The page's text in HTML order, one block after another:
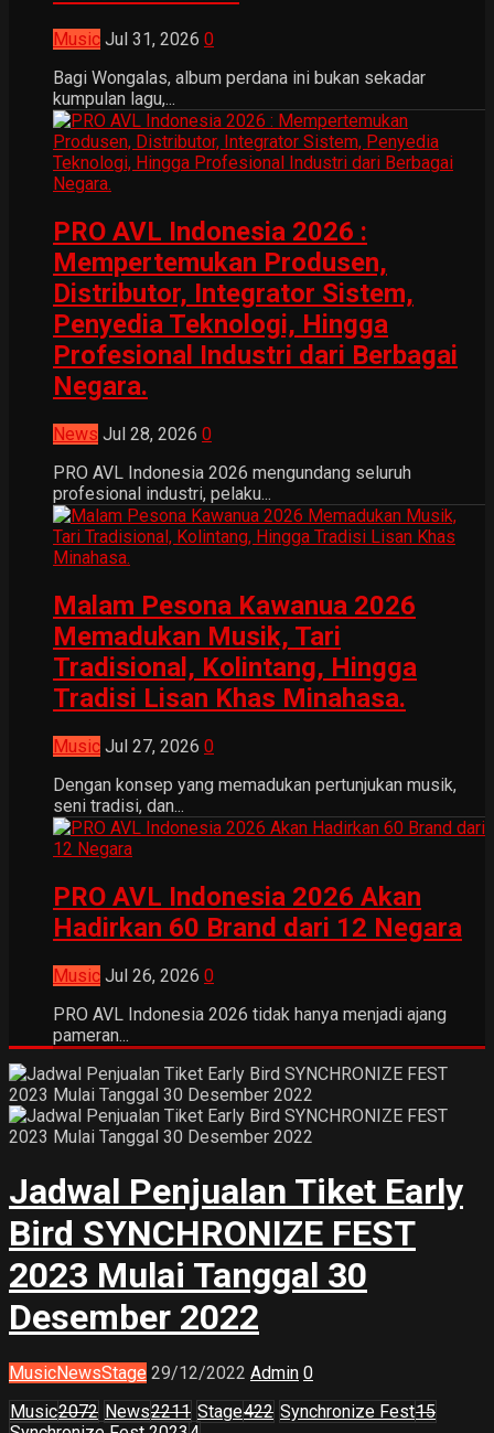
Music Jul 31, 2026 0
Bagi Wongalas, album perdana ini bukan sekadar
kumpulan lagu,...
PRO AVL Indonesia 2026 :
Mempertemukan Produsen,
Distributor, Integrator Sistem,
Penyedia Teknologi, Hingga
Profesional Industri dari Berbagai
Negara.
News Jul 28, 2026 0
PRO AVL Indonesia 2026 mengundang seluruh
profesional industri, pelaku...
Malam Pesona Kawanua 2026
Memadukan Musik, Tari
Tradisional, Kolintang, Hingga
Tradisi Lisan Khas Minahasa.
Music Jul 27, 2026 0
Dengan konsep yang memadukan pertunjukan musik,
seni tradisi, dan...
PRO AVL Indonesia 2026 Akan
Hadirkan 60 Brand dari 12 Negara
Music Jul 26, 2026 0
PRO AVL Indonesia 2026 tidak hanya menjadi ajang
pameran...
Jadwal Penjualan Tiket Early
Bird SYNCHRONIZE FEST
2023 Mulai Tanggal 30
Desember 2022
MusicNewsStage 29/12/2022 Admin 0
Music2072 News2211 Stage422 Synchronize Fest15